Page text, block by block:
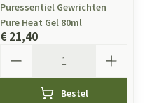
Puressentiel Gewrichten
Pure Heat Gel 80ml
€ 21,40
Bestel